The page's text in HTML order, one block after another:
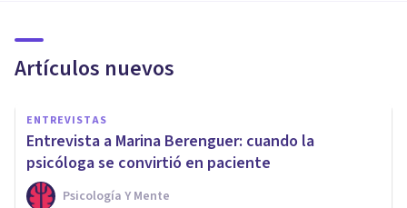
Artículos nuevos
ENTREVISTAS
Entrevista a Marina Berenguer: cuando la
psicóloga se convirtió en paciente
Psicología Y Mente